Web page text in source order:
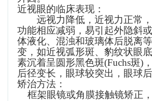
近视眼的临床表现：
远视力降低，近视力正常
功能相应减弱，易引起外隐斜
体液化、混浊和玻璃体后脱离
变，如近视弧形斑、豹纹状眼
素沉着呈圆形黑色斑(Fuchs斑)
后径变长，眼球较突出，眼球
矫治方法：
框架眼镜或角膜接触镜矫正